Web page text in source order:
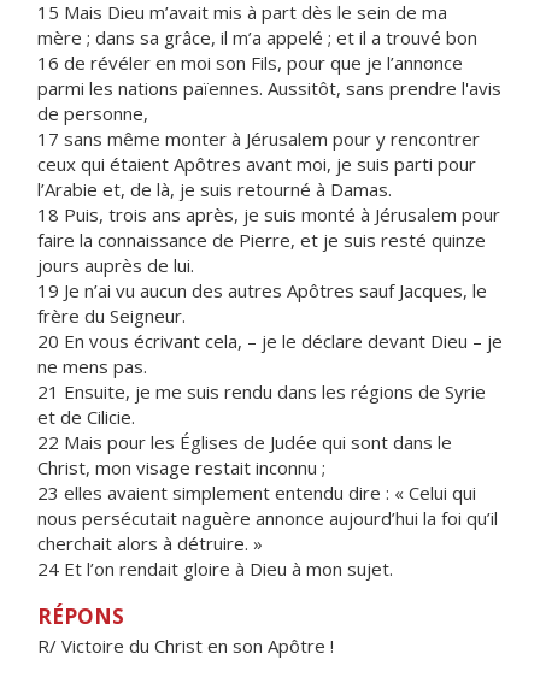
15 Mais Dieu m’avait mis à part dès le sein de ma
mère ; dans sa grâce, il m’a appelé ; et il a trouvé bon
16 de révéler en moi son Fils, pour que je l’annonce
parmi les nations païennes. Aussitôt, sans prendre l'avis
de personne,
17 sans même monter à Jérusalem pour y rencontrer
ceux qui étaient Apôtres avant moi, je suis parti pour
l’Arabie et, de là, je suis retourné à Damas.
18 Puis, trois ans après, je suis monté à Jérusalem pour
faire la connaissance de Pierre, et je suis resté quinze
jours auprès de lui.
19 Je n’ai vu aucun des autres Apôtres sauf Jacques, le
frère du Seigneur.
20 En vous écrivant cela, – je le déclare devant Dieu – je
ne mens pas.
21 Ensuite, je me suis rendu dans les régions de Syrie
et de Cilicie.
22 Mais pour les Églises de Judée qui sont dans le
Christ, mon visage restait inconnu ;
23 elles avaient simplement entendu dire : « Celui qui
nous persécutait naguère annonce aujourd’hui la foi qu’il
cherchait alors à détruire. »
24 Et l’on rendait gloire à Dieu à mon sujet.
RÉPONS
R/ Victoire du Christ en son Apôtre !